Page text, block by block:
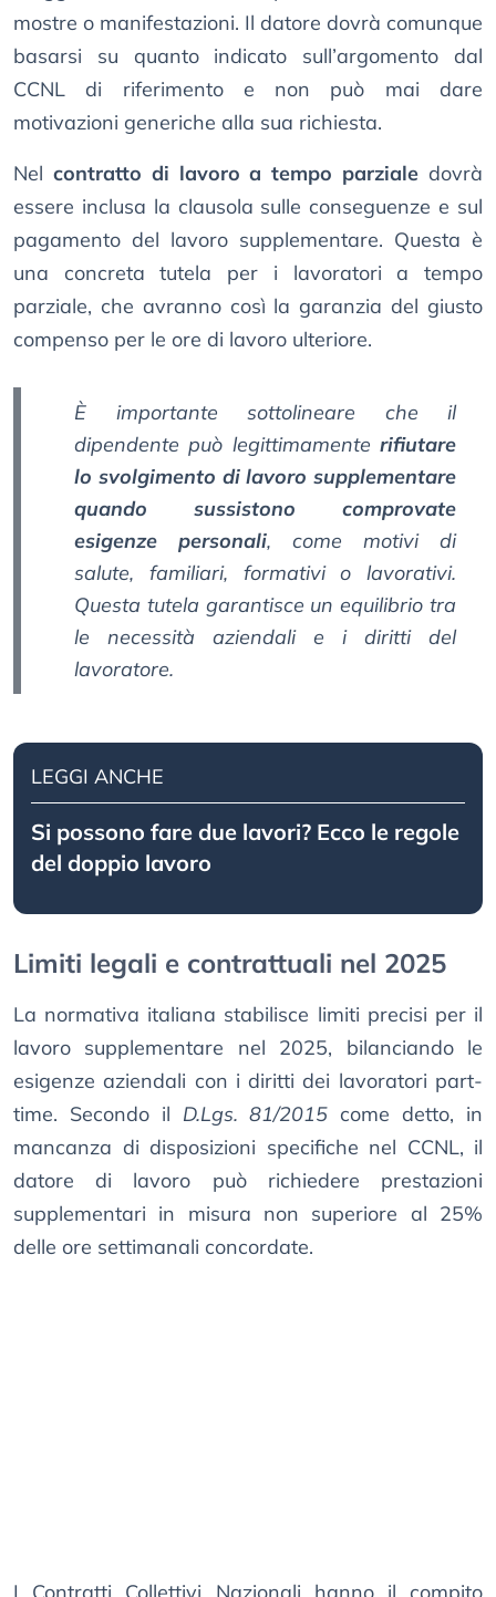
mostre o manifestazioni. Il datore dovrà comunque
basarsi su quanto indicato sull’argomento dal
CCNL di riferimento e non può mai dare
motivazioni generiche alla sua richiesta.
Nel contratto di lavoro a tempo parziale dovrà
essere inclusa la clausola sulle conseguenze e sul
pagamento del lavoro supplementare. Questa è
una concreta tutela per i lavoratori a tempo
parziale, che avranno così la garanzia del giusto
compenso per le ore di lavoro ulteriore.
È importante sottolineare che il
dipendente può legittimamente rifiutare
lo svolgimento di lavoro supplementare
quando sussistono comprovate
esigenze personali, come motivi di
salute, familiari, formativi o lavorativi.
Questa tutela garantisce un equilibrio tra
le necessità aziendali e i diritti del
lavoratore.
LEGGI ANCHE
Si possono fare due lavori? Ecco le regole
del doppio lavoro
Limiti legali e contrattuali nel 2025
La normativa italiana stabilisce limiti precisi per il
lavoro supplementare nel 2025, bilanciando le
esigenze aziendali con i diritti dei lavoratori part-
time. Secondo il D.Lgs. 81/2015 come detto, in
mancanza di disposizioni specifiche nel CCNL, il
datore di lavoro può richiedere prestazioni
supplementari in misura non superiore al 25%
delle ore settimanali concordate.